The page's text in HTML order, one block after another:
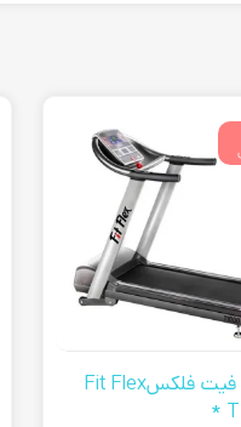
تردمیل فیت فلکسFit Flex